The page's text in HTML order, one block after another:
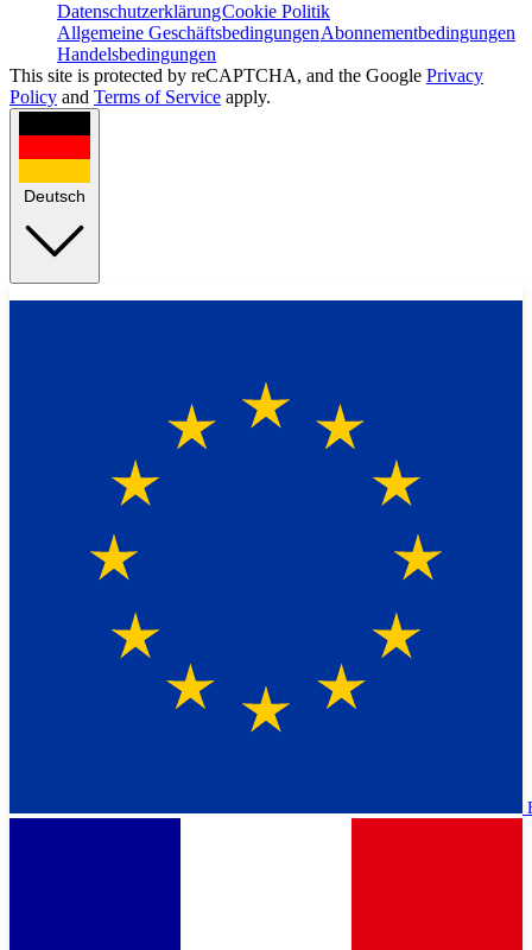
DatenschutzerklärungCookie Politik
Allgemeine GeschäftsbedingungenAbonnementbedingungen
Handelsbedingungen
This site is protected by reCAPTCHA, and the Google Privacy
Policy and Terms of Service apply.
Deutsch